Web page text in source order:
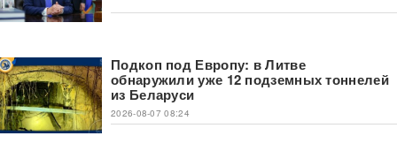
Подкоп под Европу: в Литве
обнаружили уже 12 подземных тоннелей
из Беларуси
2026-08-07 08:24